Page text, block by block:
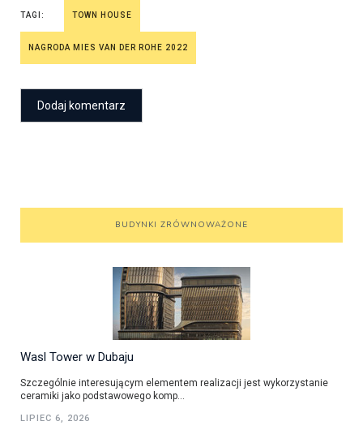
TAGI: TOWN HOUSE
NAGRODA MIES VAN DER ROHE 2022
BUDYNKI ZRÓWNOWAŻONE
Wasl Tower w Dubaju
Szczególnie interesującym elementem realizacji jest wykorzystanie
ceramiki jako podstawowego komp...
LIPIEC 6, 2026